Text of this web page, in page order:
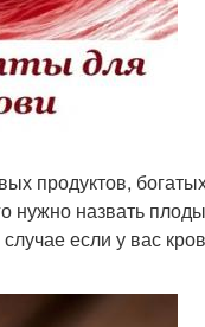
продуктов,
нужно назвать
если у вас